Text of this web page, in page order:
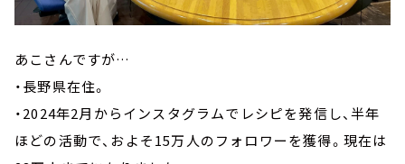
あこさんですが…
・長野県在住。
・2024年2月からインスタグラムでレシピを発信し、半年
ほどの活動で、およそ15万人のフォロワーを獲得。現在は